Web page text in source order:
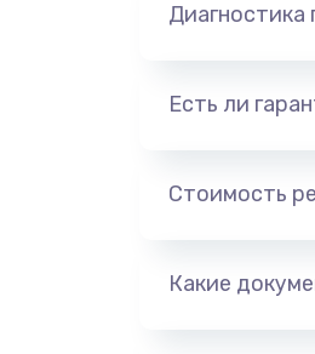
Диагностика
Есть ли
Стоимость
Какие